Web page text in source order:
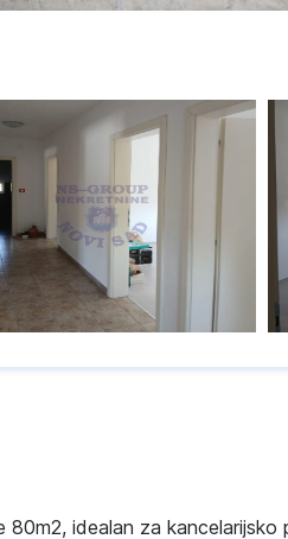
idealan za